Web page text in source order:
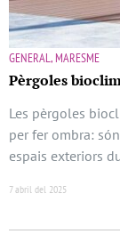
GENERAL, MARESME
Pèrgoles
Les pèrgoles
per fer ombra:
espais exteriors
7 abril del 2025